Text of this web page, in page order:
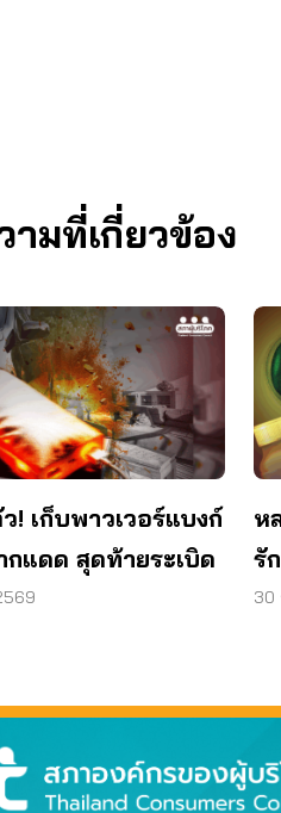
มที่เกี่ยวข้อง
! เก็บพาวเวอร์แบงก์
กแดด สุดท้ายระเบิด
ห
รั
ว
30